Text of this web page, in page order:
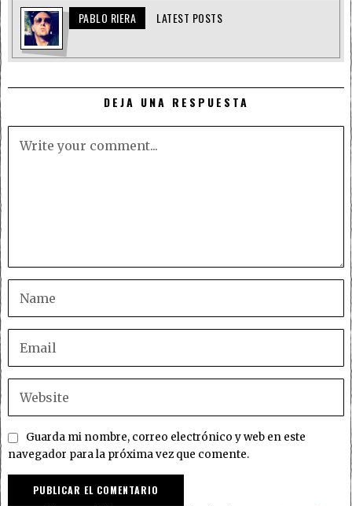
PABLO RIERA LATEST POSTS
DEJA UNA RESPUESTA
Guarda mi nombre, correo electrónico y web en este
navegador para la próxima vez que comente.